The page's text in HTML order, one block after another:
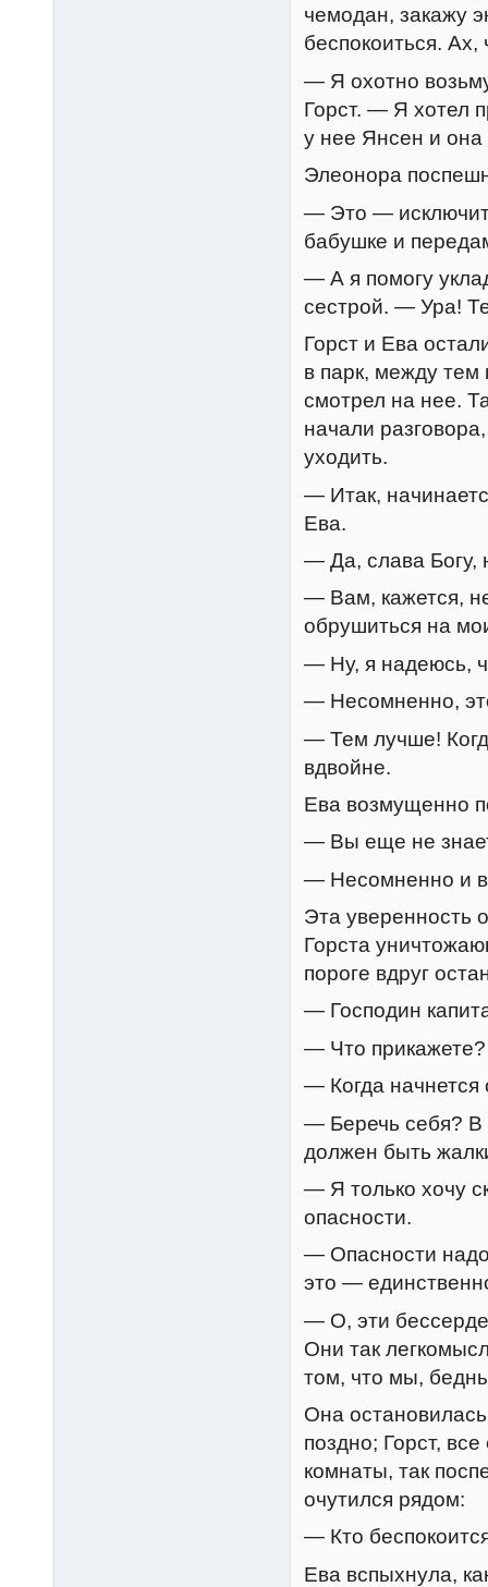
чемодан, закажу
беспокоиться.
— Я охотно
Горст. — Я хотел
у нее Янсен и она
Элеонора
— Это —
бабушке и
— А я помогу
сестрой. — Ура!
Горст и Ева
в парк, между тем
смотрел на нее.
начали
уходить.
— Итак,
Ева.
— Да, слава Богу,
— Вам, кажется,
обрушиться на
— Ну, я надеюсь,
— Несомненно,
— Тем лучше!
вдвойне.
Ева возмущенно
— Вы еще не
— Несомненно и
Эта уверенность
Горста
пороге вдруг
— Господин
— Что прикажете?
— Когда начнется
— Беречь себя? В
должен быть
— Я только хочу
опасности.
— Опасности надо
это —
— О, эти
Они так
том, что мы,
Она
поздно; Горст,
комнаты, так
очутился рядом:
— Кто
Ева вспыхнула,